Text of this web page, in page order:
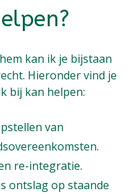
kan ik je bijstaan
Hieronder vind je
bij kan helpen:
van
re-integratie.
ontslag op staande